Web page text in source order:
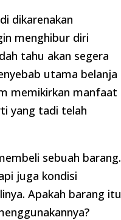
dikarenakan
menghibur diri
tahu akan segera
utama belanja
memikirkan manfaat
yang tadi telah
sebuah barang.
juga kondisi
Apakah barang itu